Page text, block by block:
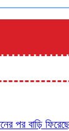
পর বাড়ি ফিরেছে